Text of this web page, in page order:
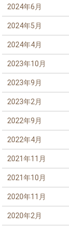
2024年6月
2024年5月
2024年4月
2023年10月
2023年9月
2023年2月
2022年9月
2022年4月
2021年11月
2021年10月
2020年11月
2020年2月